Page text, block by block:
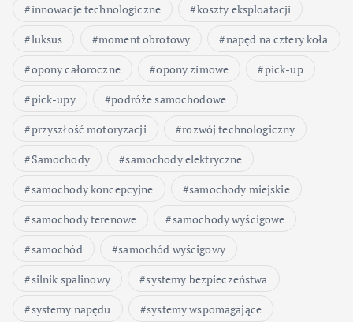
innowacje technologiczne
koszty eksploatacji
luksus
moment obrotowy
napęd na cztery koła
opony całoroczne
opony zimowe
pick-up
pick-upy
podróże samochodowe
przyszłość motoryzacji
rozwój technologiczny
Samochody
samochody elektryczne
samochody koncepcyjne
samochody miejskie
samochody terenowe
samochody wyścigowe
samochód
samochód wyścigowy
silnik spalinowy
systemy bezpieczeństwa
systemy napędu
systemy wspomagające